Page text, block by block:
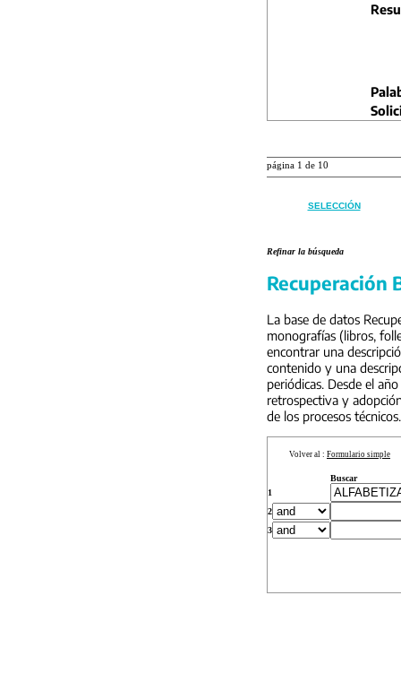
página 1 de 10
SELECCIÓN
Refinar la búsqueda
Recuperación
La base de datos
monografías (libros,
encontrar una
contenido y una
periódicas. Desde el
retrospectiva y
de los procesos técnicos.
Volver al : Formulario simple
Buscar
1
2
3